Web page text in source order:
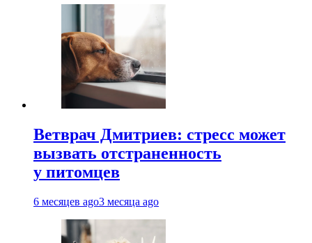
Ветврач Дмитриев: стресс может
вызвать отстраненность
у питомцев
6 месяцев ago3 месяца ago